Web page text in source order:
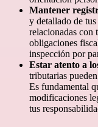
Mantener
y detallado de
relacionadas con
obligaciones
inspección por
Estar atento a
tributarias
Es fundamental
modificaciones
tus